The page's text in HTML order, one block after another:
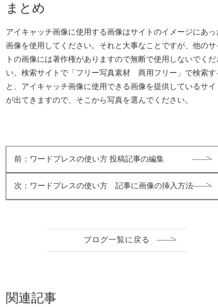
まとめ
アイキャッチ画像に使用する画像はサイトのイメージにあっ
画像を使用してください。それと大事なことですが、他のサ
トの画像には著作権がありますので無断で使用しないでくだ
い。検索サイトで「フリー写真素材 商用フリー」で検索す
と、アイキャッチ画像に使用できる画像を提供しているサイ
が出てきますので、そこから写真を選んでください。
前：ワードプレスの使い方 投稿記事の編集
次：ワードプレスの使い方 記事に画像の挿入方法
ブログ一覧に戻る
関連記事